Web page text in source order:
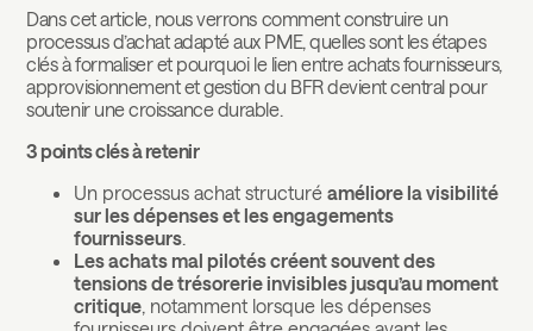
Dans cet article, nous verrons comment construire un
processus d’achat adapté aux PME, quelles sont les étapes
clés à formaliser et pourquoi le lien entre achats fournisseurs,
approvisionnement et gestion du BFR devient central pour
soutenir une croissance durable.
3 points clés à retenir
Un processus achat structuréaméliore la visibilité
sur les dépenses et les engagements
fournisseurs
Les achats mal pilotés créent souvent des
tensions de trésorerie invisibles jusqu’au moment
critique , notamment lorsque les dépenses